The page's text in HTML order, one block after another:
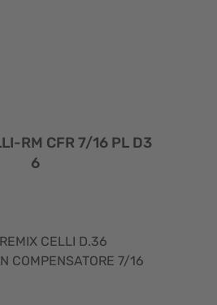
RM CFR 7/16 PL D3
6
CELLI D.36
COMPENSATORE 7/16